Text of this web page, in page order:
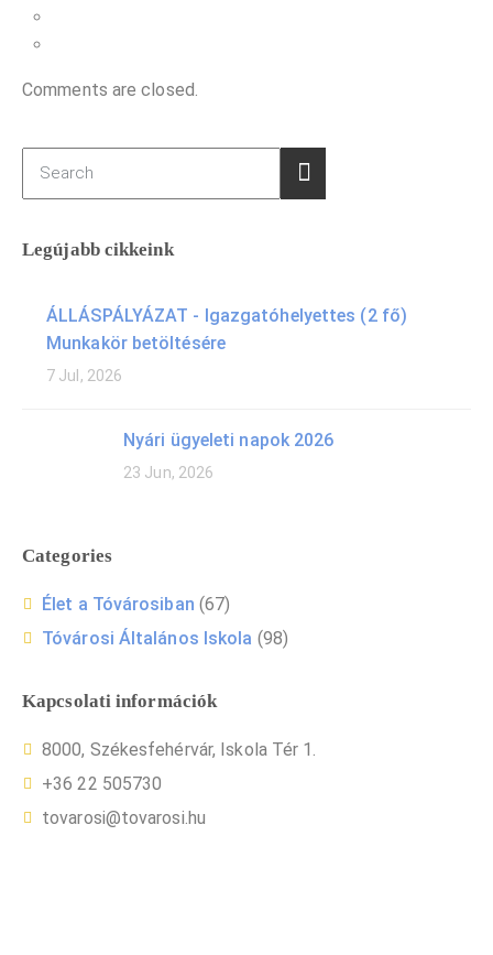
Comments are closed.
Legújabb cikkeink
ÁLLÁSPÁLYÁZAT - Igazgatóhelyettes (2 fő)
Munkakör betöltésére
7 Jul, 2026
Nyári ügyeleti napok 2026
23 Jun, 2026
Categories
Élet a Tóvárosiban (67)
Tóvárosi Általános Iskola (98)
Kapcsolati információk
8000, Székesfehérvár, Iskola Tér 1.
+36 22 505730
tovarosi@tovarosi.hu